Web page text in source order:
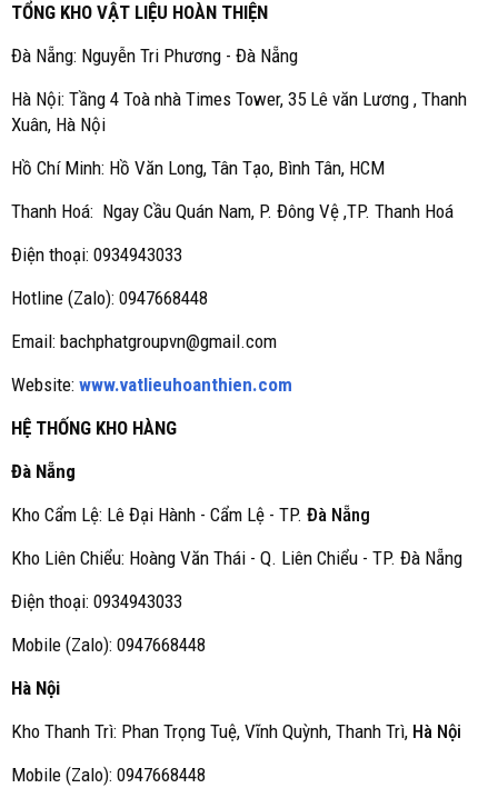
TỔNG KHO VẬT LIỆU HOÀN THIỆN
Đà Nẵng: Nguyễn Tri Phương - Đà Nẵng
Hà Nội: Tầng 4 Toà nhà Times Tower, 35 Lê văn Lương , Thanh
Xuân, Hà Nội
Hồ Chí Minh: Hồ Văn Long, Tân Tạo, Bình Tân, HCM
Thanh Hoá: Ngay Cầu Quán Nam, P. Đông Vệ ,TP. Thanh Hoá
Điện thoại: 0934943033
Hotline (Zalo): 0947668448
Email: bachphatgroupvn@gmail.com
Website: www.vatlieuhoanthien.com
HỆ THỐNG KHO HÀNG
Đà Nẵng
Kho Cẩm Lệ: Lê Đại Hành - Cẩm Lệ - TP. Đà Nẵng
Kho Liên Chiểu: Hoàng Văn Thái - Q. Liên Chiểu - TP. Đà Nẵng
Điện thoại: 0934943033
Mobile (Zalo): 0947668448
Hà Nội
Kho Thanh Trì: Phan Trọng Tuệ, Vĩnh Quỳnh, Thanh Trì, Hà Nội
Mobile (Zalo): 0947668448